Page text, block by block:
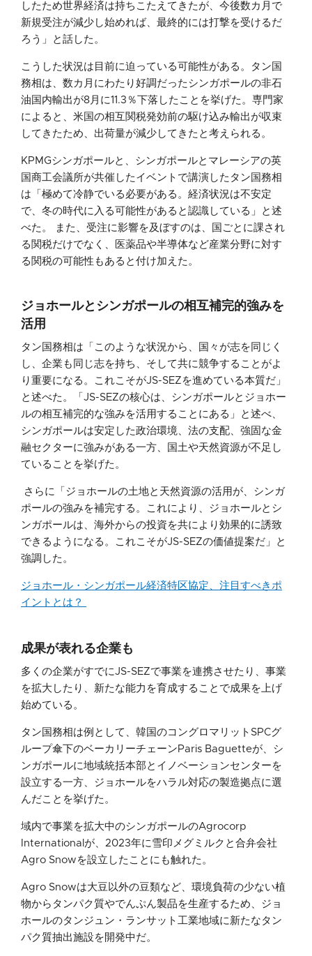
したため世界経済は持ちこたえてきたが、今後数カ月で
新規受注が減少し始めれば、最終的には打撃を受けるだ
ろう」と話した。
こうした状況は目前に迫っている可能性がある。タン国
務相は、数カ月にわたり好調だったシンガポールの非石
油国内輸出が8月に11.3％下落したことを挙げた。専門家
によると、米国の相互関税発効前の駆け込み輸出が収束
してきたため、出荷量が減少してきたと考えられる。
KPMGシンガポールと、シンガポールとマレーシアの英
国商工会議所が共催したイベントで講演したタン国務相
は「極めて冷静でいる必要がある。経済状況は不安定
で、冬の時代に入る可能性があると認識している」と述
べた。 また、受注に影響を及ぼすのは、国ごとに課され
る関税だけでなく、医薬品や半導体など産業分野に対す
る関税の可能性もあると付け加えた。
ジョホールとシンガポールの相互補完的強みを
活用
タン国務相は「このような状況から、国々が志を同じく
し、企業も同じ志を持ち、そして共に競争することがよ
り重要になる。これこそがJS-SEZを進めている本質だ」
と述べた。「JS-SEZの核心は、シンガポールとジョホー
ルの相互補完的な強みを活用することにある」と述べ、
シンガポールは安定した政治環境、法の支配、強固な金
融セクターに強みがある一方、国土や天然資源が不足し
ていることを挙げた。
さらに「ジョホールの土地と天然資源の活用が、シンガ
ポールの強みを補完する。これにより、ジョホールとシ
ンガポールは、海外からの投資を共により効果的に誘致
できるようになる。これこそがJS-SEZの価値提案だ」と
強調した。
ジョホール・シンガポール経済特区協定、注目すべきポ
イントとは？
成果が表れる企業も
多くの企業がすでにJS-SEZで事業を連携させたり、事業
を拡大したり、新たな能力を育成することで成果を上げ
始めている。
タン国務相は例として、韓国のコングロマリットSPCグ
ループ傘下のベーカリーチェーンParis Baguetteが、シ
ンガポールに地域統括本部とイノベーションセンターを
設立する一方、ジョホールをハラル対応の製造拠点に選
んだことを挙げた。
域内で事業を拡大中のシンガポールのAgrocorp
Internationalが、2023年に雪印メグミルクと合弁会社
Agro Snowを設立したことにも触れた。
Agro Snowは大豆以外の豆類など、環境負荷の少ない植
物からタンパク質やでんぷん製品を生産するため、ジョ
ホールのタンジュン・ランサット工業地域に新たなタン
パク質抽出施設を開発中だ。